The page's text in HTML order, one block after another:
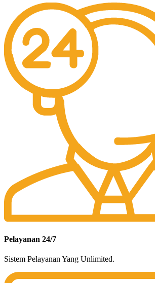
Pelayanan 24/7
Sistem Pelayanan Yang Unlimited.